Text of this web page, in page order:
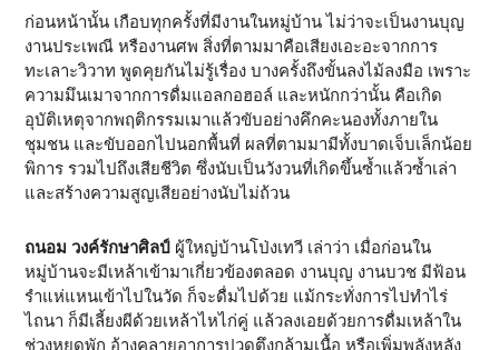
ก่อนหน้านั้น เกือบทุกครั้งที่มีงานในหมู่บ้าน ไม่ว่าจะเป็นงานบุญ
งานประเพณี หรืองานศพ สิ่งที่ตามมาคือเสียงเอะอะจากการ
ทะเลาะวิวาท พูดคุยกันไม่รู้เรื่อง บางครั้งถึงขั้นลงไม้ลงมือ เพราะ
ความมึนเมาจากการดื่มแอลกอฮอล์ และหนักกว่านั้น คือเกิด
อุบัติเหตุจากพฤติกรรมเมาแล้วขับอย่างคึกคะนองทั้งภายใน
ชุมชน และขับออกไปนอกพื้นที่ ผลที่ตามมามีทั้งบาดเจ็บเล็กน้อย
พิการ รวมไปถึงเสียชีวิต ซึ่งนับเป็นวังวนที่เกิดขึ้นซ้ำแล้วซ้ำเล่า
และสร้างความสูญเสียอย่างนับไม่ถ้วน
ถนอม วงค์รักษาศิลป์ ผู้ใหญ่บ้านโป่งเทวี เล่าว่า เมื่อก่อนใน
หมู่บ้านจะมีเหล้าเข้ามาเกี่ยวข้องตลอด งานบุญ งานบวช มีฟ้อน
รำแห่แหนเข้าไปในวัด ก็จะดื่มไปด้วย แม้กระทั่งการไปทำไร่
ไถนา ก็มีเลี้ยงผีด้วยเหล้าไหไก่คู่ แล้วลงเอยด้วยการดื่มเหล้าใน
ช่วงหยุดพัก อ้างคลายอาการปวดตึงกล้ามเนื้อ หรือเพิ่มพลังหลัง